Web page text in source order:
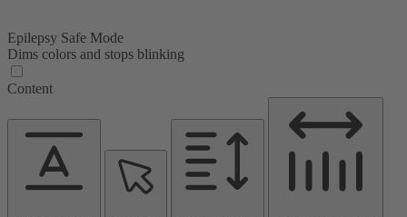
Epilepsy Safe Mode
Dims colors and stops blinking
Content